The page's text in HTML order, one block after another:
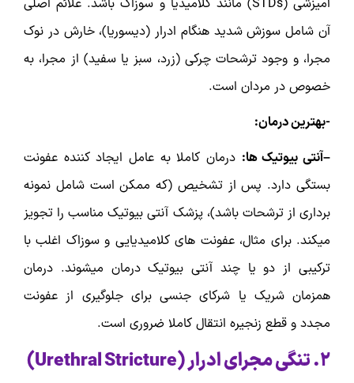
آمیزشی (STDs) مانند کلامیدیا و سوزاک باشد. علائم اصلی
آن شامل سوزش شدید هنگام ادرار (دیسوریا)، خارش در نوک
مجرا، و وجود ترشحات چرکی (زرد، سبز یا سفید) از مجرا، به
خصوص در مردان است.
-بهترین درمان:
–آنتی بیوتیک ها: درمان کاملا به عامل ایجاد کننده عفونت
بستگی دارد. پس از تشخیص (که ممکن است شامل نمونه
برداری از ترشحات باشد)، پزشک آنتی بیوتیک مناسب را تجویز
میکند. برای مثال، عفونت های کلامیدیایی و سوزاک اغلب با
ترکیبی از دو یا چند آنتی بیوتیک درمان میشوند. درمان
همزمان شریک یا شرکای جنسی برای جلوگیری از عفونت
مجدد و قطع زنجیره انتقال کاملا ضروری است.
۲. تنگی مجرای ادرار (Urethral Stricture
)